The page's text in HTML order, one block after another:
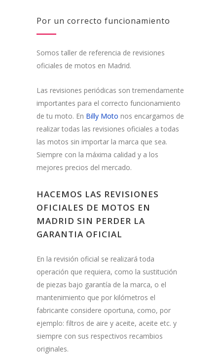
Por un correcto funcionamiento
Somos taller de referencia de revisiones
oficiales de motos en Madrid.
Las revisiones periódicas son tremendamente
importantes para el correcto funcionamiento
de tu moto. En Billy Moto nos encargamos de
realizar todas las revisiones oficiales a todas
las motos sin importar la marca que sea.
Siempre con la máxima calidad y a los
mejores precios del mercado.
HACEMOS LAS REVISIONES
OFICIALES DE MOTOS EN
MADRID SIN PERDER LA
GARANTIA OFICIAL
En la revisión oficial se realizará toda
operación que requiera, como la sustitución
de piezas bajo garantía de la marca, o el
mantenimiento que por kilómetros el
fabricante considere oportuna, como, por
ejemplo: filtros de aire y aceite, aceite etc. y
siempre con sus respectivos recambios
originales.